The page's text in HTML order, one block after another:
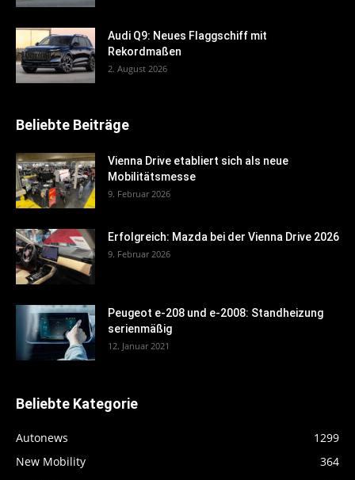
Audi Q9: Neues Flaggschiff mit
Rekordmaßen
2. August 2026
Beliebte Beiträge
Vienna Drive etabliert sich als neue
Mobilitätsmesse
9. Februar 2026
Erfolgreich: Mazda bei der Vienna Drive 2026
9. Februar 2026
Peugeot e-208 und e-2008: Standheizung
serienmäßig
12. Januar 2021
Beliebte Kategorie
Autonews
1299
New Mobility
364